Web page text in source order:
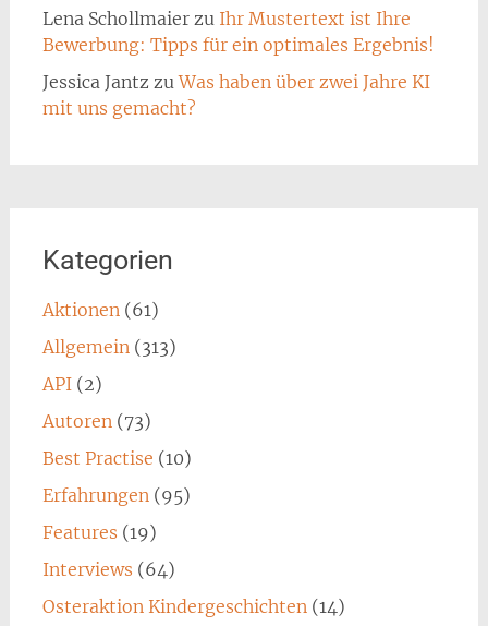
Lena Schollmaierzu Ihr Mustertext ist Ihre
Bewerbung: Tipps für ein optimales Ergebnis!
Jessica Jantz zuWas haben über zwei Jahre KI
mit uns gemacht?
Kategorien
Aktionen(61)
Allgemein(313)
API(2)
Autoren(73)
Best Practise (10)
Erfahrungen(95)
Features (19)
Interviews (64)
Osteraktion Kindergeschichten(14)